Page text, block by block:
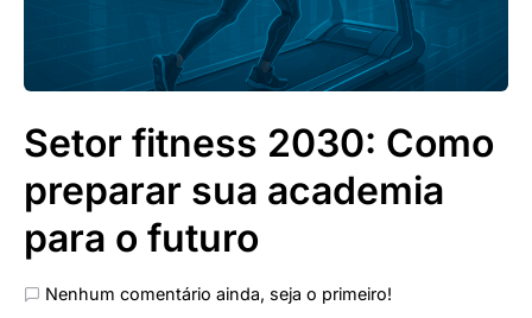
Setor fitness 2030: Como
preparar sua academia
para o futuro
Nenhum comentário ainda, seja o primeiro!